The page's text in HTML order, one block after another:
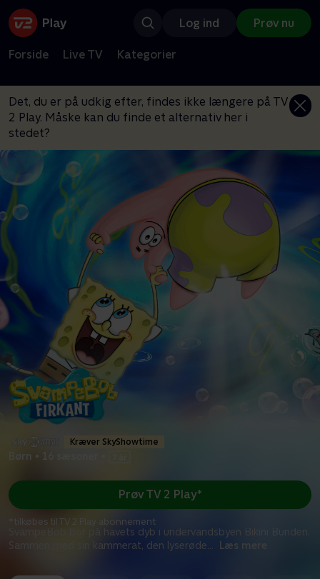
Log ind Prøv nu
Forside Live TV Kategorier
Det, du er på udkig efter, findes ikke længere på TV
2 Play. Måske kan du finde et alternativ her i
stedet?
Kræver SkyShowtime
Børn • 16 sæsoner
SvampeBob bor på havets dyb i undervandsbyen Bikini Bunden.
Sammen med sin kammerat, den lyserøde... Læs mere
Prøv TV 2 Play*
*tilkøbes til TV 2 Play abonnement